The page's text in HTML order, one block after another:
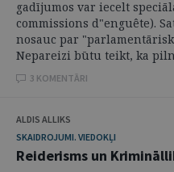
gadījumos var iecelt
commissions d"enguête).
nosauc par
Nepareizi būtu teikt, ka
3 KOMENTĀRI
ALDIS ALLIKS
SKAIDROJUMI. VIEDOKĻI
Reiderisms un